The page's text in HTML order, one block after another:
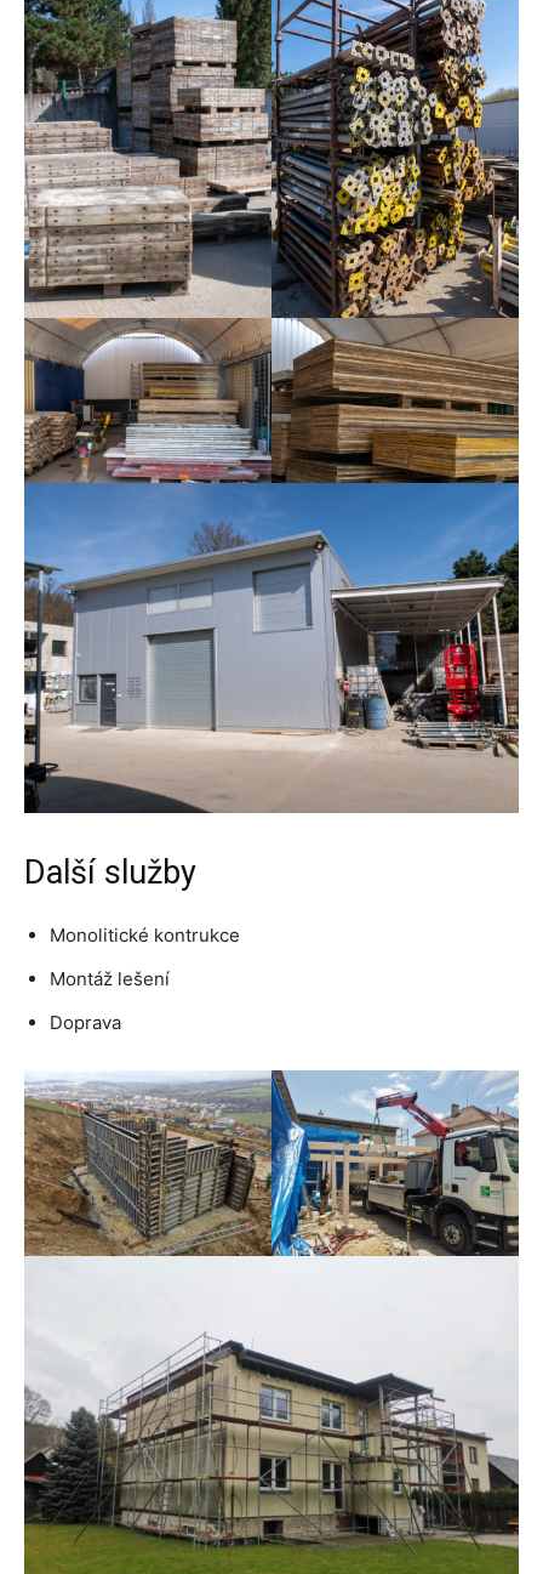
Další služby
Monolitické kontrukce
Montáž lešení
Doprava